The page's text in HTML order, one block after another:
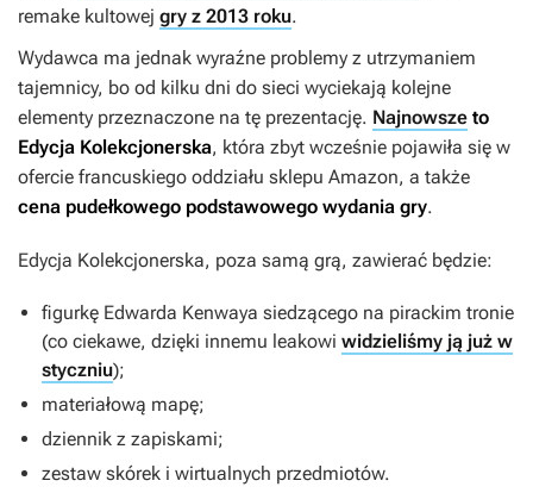
remake kultowej gry z 2013 roku.
Wydawca ma jednak wyraźne problemy z utrzymaniem
tajemnicy, bo od kilku dni do sieci wyciekają kolejne
elementy przeznaczone na tę prezentację. Najnowsze to
Edycja Kolekcjonerska, która zbyt wcześnie pojawiła się w
ofercie francuskiego oddziału sklepu Amazon, a także
cena pudełkowego podstawowego wydania gry.
Edycja Kolekcjonerska, poza samą grą, zawierać będzie:
figurkę Edwarda Kenwaya siedzącego na pirackim tronie
(co ciekawe, dzięki innemu leakowi widzieliśmy ją już w
styczniu);
materiałową mapę;
dziennik z zapiskami;
zestaw skórek i wirtualnych przedmiotów.